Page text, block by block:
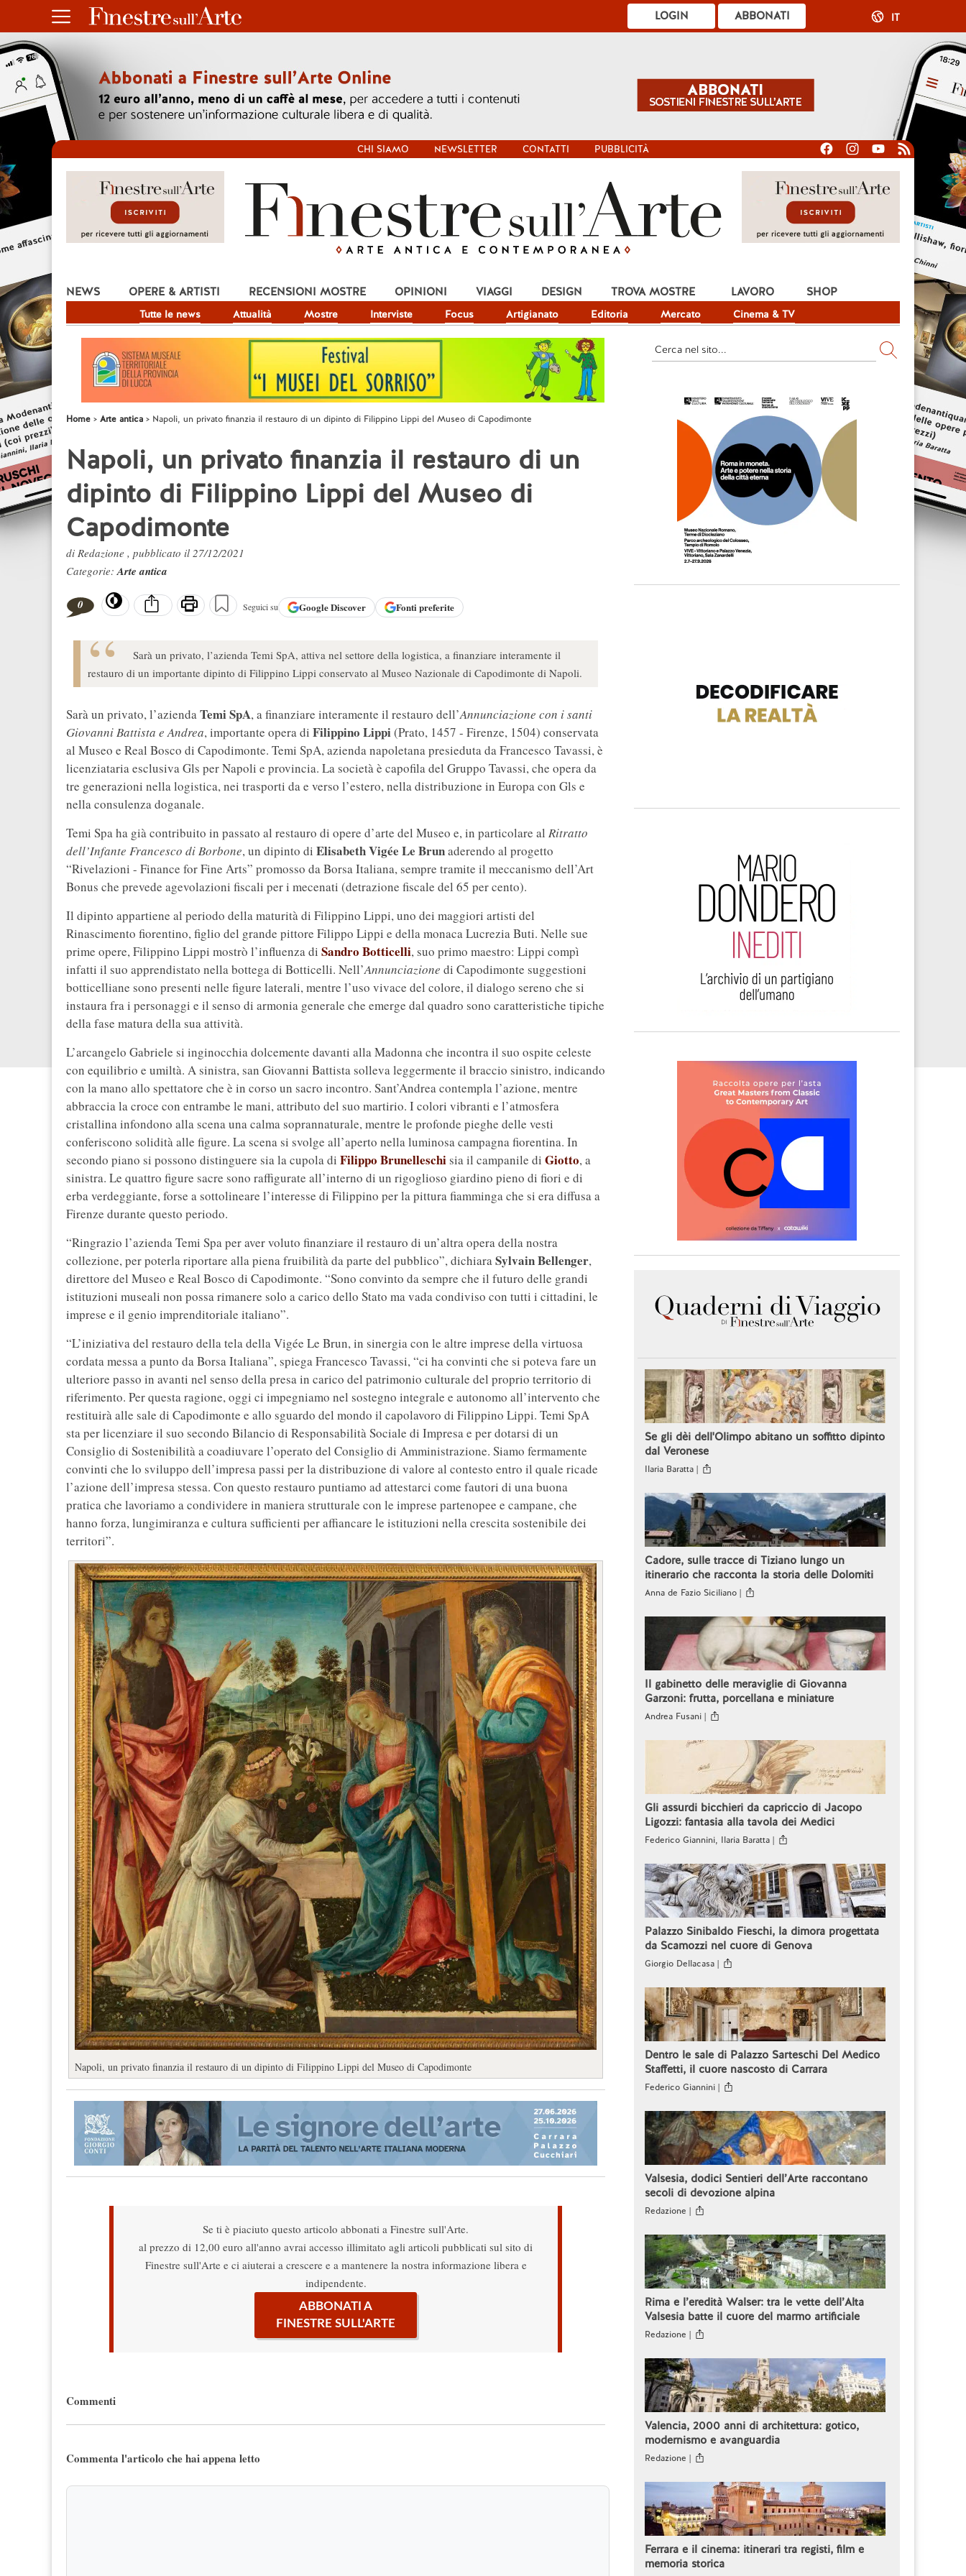
ABBONATI
LOGIN IT
CHI SIAMO NEWSLETTER CONTATTI PUBBLICITÀ
NEWS
Tutte le news Attualità Mostre Interviste Focus Artigianato Editoria Mercato Cinema & TV
OPERE & ARTISTI RECENSIONI MOSTRE OPINIONI VIAGGI DESIGN TROVA MOSTRE LAVORO SHOP
Home Arte antica Napoli, un privato finanzia il restauro di un dipinto di Filippino Lippi del Museo di Capodimonte
Napoli, un privato finanzia il restauro di un
dipinto di Filippino Lippi del Museo di
Capodimonte
di Redazione , pubblicato il 27/12/2021
Categorie:Arte antica
0 Seguici su GoogleDiscover Fonti preferite
Sarà un privato, l’azienda Temi SpA, attiva nel settore della logistica, a finanziare interamente il
restauro di un importante dipinto di Filippino Lippi conservato al Museo Nazionale di Capodimonte di Napoli.
Sarà un privato, l’aziendaTemi SpA, a finanziare interamente il restauro dell’Annunciazione con i santi
Giovanni Battista e Andrea, importante opera di Filippino Lippi(Prato, 1457 - Firenze, 1504) conservata
al Museo e Real Bosco di Capodimonte. Temi SpA, azienda napoletana presieduta da Francesco Tavassi, è
licenziataria esclusiva Gls per Napoli e provincia. La società è capofila del Gruppo Tavassi, che opera da
tre generazioni nella logistica, nei trasporti da e verso l’estero, nella distribuzione in Europa con Gls e
nella consulenza doganale.
Temi Spa ha già contribuito in passato al restauro di opere d’arte del Museo e, in particolare al Ritratto
dell’Infante Francesco di Borbone, un dipinto di Elisabeth Vigée Le Brunaderendo al progetto
“Rivelazioni - Finance for Fine Arts” promosso da Borsa Italiana, sempre tramite il meccanismo dell’Art
Bonus che prevede agevolazioni fiscali per i mecenati (detrazione fiscale del 65 per cento).
Il dipinto appartiene al periodo della maturità di Filippino Lippi, uno dei maggiori artisti del
Rinascimento fiorentino, figlio del grande pittore Filippo Lippi e della monaca Lucrezia Buti. Nelle sue
prime opere, Filippino Lippi mostrò l’influenza di Sandro Botticelli, suo primo maestro: Lippi compì
infatti il suo apprendistato nella bottega di Botticelli. Nell’Annunciazione di Capodimonte suggestioni
botticelliane sono presenti nelle figure laterali, mentre l’uso vivace del colore, il dialogo sereno che si
instaura fra i personaggi e il senso di armonia generale che emerge dal quadro sono caratteristiche tipiche
della fase matura della sua attività.
L’arcangelo Gabriele si inginocchia dolcemente davanti alla Madonna che incontra il suo ospite celeste
con equilibrio e umiltà. A sinistra, san Giovanni Battista solleva leggermente il braccio sinistro, indicando
con la mano allo spettatore che è in corso un sacro incontro. Sant’Andrea contempla l’azione, mentre
abbraccia la croce con entrambe le mani, attributo del suo martirio. I colori vibranti e l’atmosfera
cristallina infondono alla scena una calma soprannaturale, mentre le profonde pieghe delle vesti
conferiscono solidità alle figure. La scena si svolge all’aperto nella luminosa campagna fiorentina. In
secondo piano si possono distinguere sia la cupola di Filippo Brunelleschi sia il campanile di Giotto, a
sinistra. Le quattro figure sacre sono raffigurate all’interno di un rigoglioso giardino pieno di fiori e di
erba verdeggiante, forse a sottolineare l’interesse di Filippino per la pittura fiamminga che si era diffusa a
Firenze durante questo periodo.
“Ringrazio l’azienda Temi Spa per aver voluto finanziare il restauro di un’altra opera della nostra
collezione, per poterla riportare alla piena fruibilità da parte del pubblico”, dichiaraSylvain Bellenger,
direttore del Museo e Real Bosco di Capodimonte. “Sono convinto da sempre che il futuro delle grandi
istituzioni museali non possa rimanere solo a carico dello Stato ma vada condiviso con tutti i cittadini, le
imprese e il genio imprenditoriale italiano”.
“L’iniziativa del restauro della tela della Vigée Le Brun, in sinergia con le altre imprese della virtuosa
cordata messa a punto da Borsa Italiana”, spiega Francesco Tavassi, “ci ha convinti che si poteva fare un
ulteriore passo in avanti nel senso della presa in carico del patrimonio culturale del proprio territorio di
riferimento. Per questa ragione, oggi ci impegniamo nel sostegno integrale e autonomo all’intervento che
restituirà alle sale di Capodimonte e allo sguardo del mondo il capolavoro di Filippino Lippi. Temi SpA
sta per licenziare il suo secondo Bilancio di Responsabilità Sociale di Impresa e per dotarsi di un
Consiglio di Sostenibilità a coadiuvare l’operato del Consiglio di Amministrazione. Siamo fermamente
convinti che lo sviluppo dell’impresa passi per la distribuzione di valore al contesto entro il quale ricade
l’azione dell’impresa stessa. Con questo restauro puntiamo ad attestarci come fautori di una buona
pratica che lavoriamo a condividere in maniera strutturale con le imprese partenopee e campane, che
hanno forza, lungimiranza e cultura sufficienti per affiancare le istituzioni nella crescita sostenibile dei
territori”.
Napoli, un privato finanzia il restauro di un dipinto di Filippino Lippi del Museo di Capodimonte
Se ti è piaciuto questo articolo abbonati a Finestre sull'Arte.
al prezzo di 12,00 euro all'anno avrai accesso illimitato agli articoli pubblicati sul sito di
Finestre sull'Arte e ci aiuterai a crescere e a mantenere la nostra informazione libera e
indipendente.
ABBONATI A
FINESTRE SULL'ARTE
Commenti
Commenta l'articolo che hai appena letto
Se gli dèi dell'Olimpo abitano un soffitto dipinto
dal Veronese
Ilaria Baratta |
Cadore, sulle tracce di Tiziano lungo un
itinerario che racconta la storia delle Dolomiti
Anna de Fazio Siciliano |
Il gabinetto delle meraviglie di Giovanna
Garzoni: frutta, porcellana e miniature
Andrea Fusani |
Gli assurdi bicchieri da capriccio di Jacopo
Ligozzi: fantasia alla tavola dei Medici
Federico Giannini, Ilaria Baratta |
Palazzo Sinibaldo Fieschi, la dimora progettata
da Scamozzi nel cuore di Genova
Giorgio Dellacasa |
Dentro le sale di Palazzo Sarteschi Del Medico
Staffetti, il cuore nascosto di Carrara
Federico Giannini |
Valsesia, dodici Sentieri dell’Arte raccontano
secoli di devozione alpina
Redazione |
Rima e l’eredità Walser: tra le vette dell’Alta
Valsesia batte il cuore del marmo artificiale
Redazione |
Valencia, 2000 anni di architettura: gotico,
modernismo e avanguardia
Redazione |
Ferrara e il cinema: itinerari tra registi, film e
memoria storica